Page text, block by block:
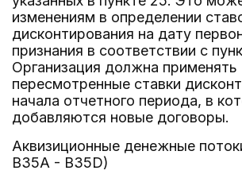
изменениям в определении
дисконтирования на дату
признания в соответствии с
Организация должна применять
пересмотренные ставки
начала отчетного периода, в
добавляются новые договоры.
Аквизиционные денежные
B35A - B35D)